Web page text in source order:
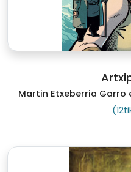
Martin Etxeberria Garro